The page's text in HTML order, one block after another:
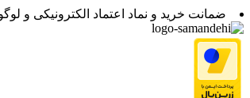
ضمانت خرید و نماد اعتماد الکترونیکی و